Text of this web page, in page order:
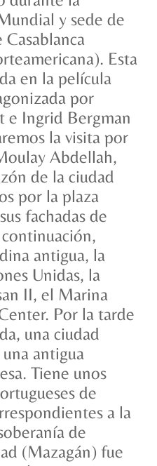
y sede de
Esta
en la película
por
e Ingrid Bergman
la visita por
Abdellah,
de la ciudad
por la plaza
fachadas de
antigua, la
Unidas, la
II, el Marina
Por la tarde
una ciudad
antigua
Tiene unos
de
a la
de
(Mazagán) fue